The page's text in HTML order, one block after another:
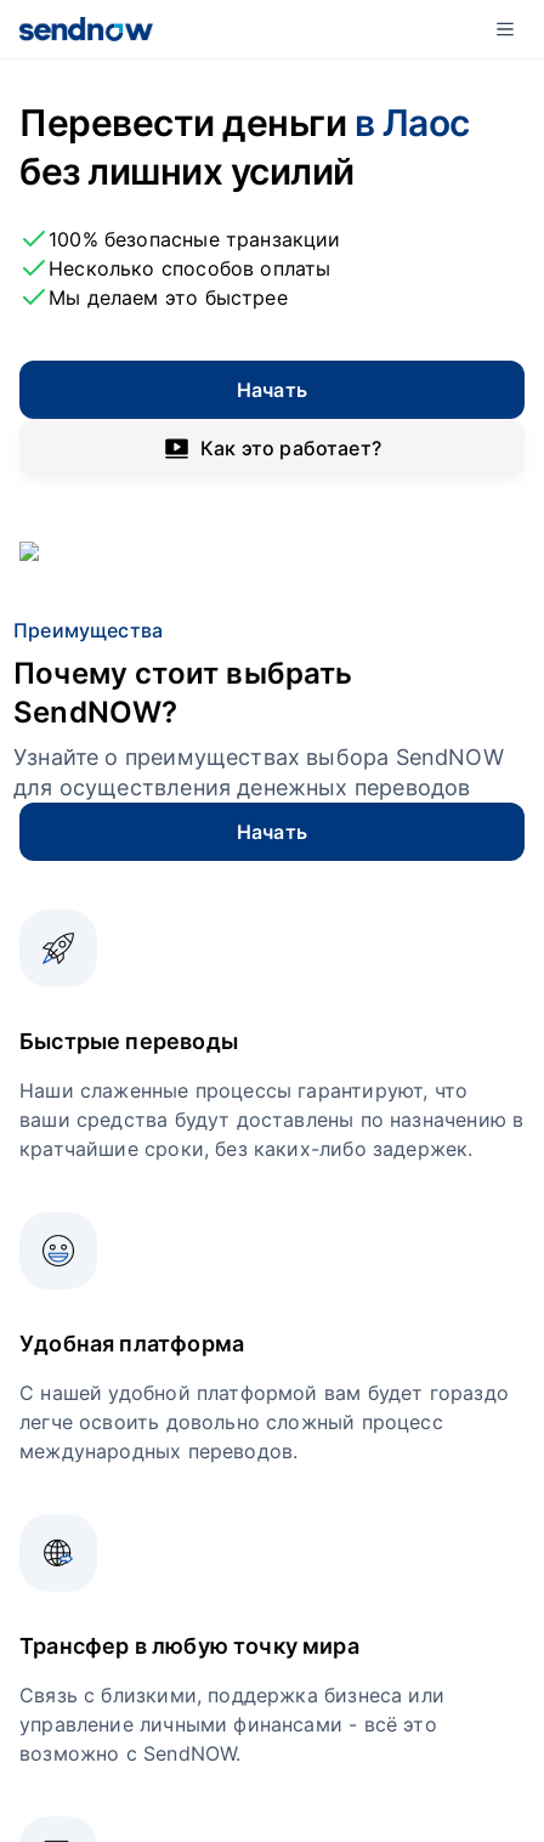
Перевести деньги в Лаос
без лишних усилий
100% безопасные транзакции
Несколько способов оплаты
Мы делаем это быстрее
Начать
Как это работает?
Преимущества
Почему стоит выбрать
SendNOW?
Узнайте о преимуществах выбора SendNOW
для осуществления денежных переводов
Начать
Быстрые переводы
Наши слаженные процессы гарантируют, что
ваши средства будут доставлены по назначению в
кратчайшие сроки, без каких-либо задержек.
Удобная платформа
С нашей удобной платформой вам будет гораздо
легче освоить довольно сложный процесс
международных переводов.
Трансфер в любую точку мира
Связь с близкими, поддержка бизнеса или
управление личными финансами - всё это
возможно с SendNOW.